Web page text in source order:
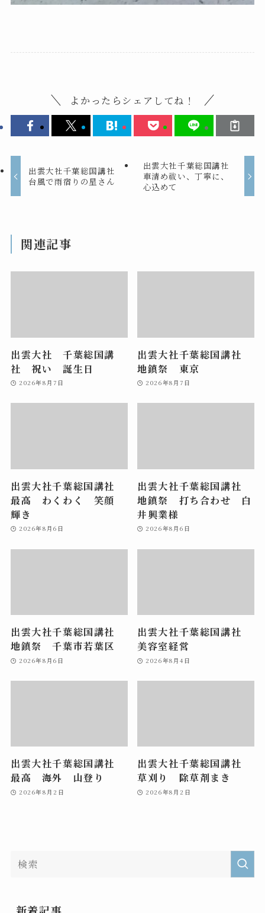
よかったらシェアしてね！
出雲大社千葉総国講社
台風で雨宿りの星さん
出雲大社千葉総国講社
車清め祓い、丁寧に、
心込めて
関連記事
出雲大社 千葉総国講
社 祝い 誕生日
2026年8月7日
出雲大社千葉総国講社
地鎮祭 東京
2026年8月7日
出雲大社千葉総国講社
最高 わくわく 笑顔
輝き
2026年8月6日
出雲大社千葉総国講社
地鎮祭 打ち合わせ 白
井興業様
2026年8月6日
出雲大社千葉総国講社
地鎮祭 千葉市若葉区
2026年8月6日
出雲大社千葉総国講社
美容室経営
2026年8月4日
出雲大社千葉総国講社
最高 海外 山登り
2026年8月2日
出雲大社千葉総国講社
草刈り 除草剤まき
2026年8月2日
新着記事